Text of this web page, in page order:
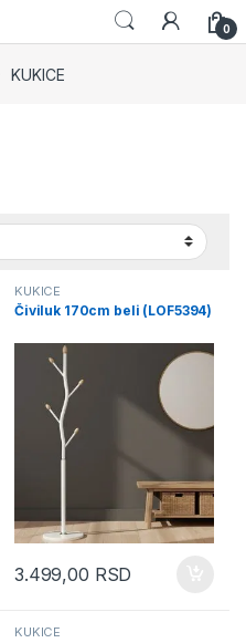
0
KUKICE
by latest
KUKICE
Čiviluk 170cm beli (LOF5394)
3.499,00 RSD
KUKICE